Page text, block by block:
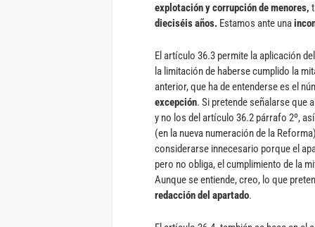
explotación y corrupción de menores,
dieciséis años. Estamos ante una
El artículo 36.3 permite la aplicación
la limitación de haberse cumplido la
anterior, que ha de entenderse es el
excepción. Si pretende señalarse que
y no los del artículo 36.2 párrafo 2º,
(en la nueva numeración de la
considerarse innecesario porque el
pero no obliga, el cumplimiento de la
Aunque se entiende, creo, lo que
redacción del apartado.